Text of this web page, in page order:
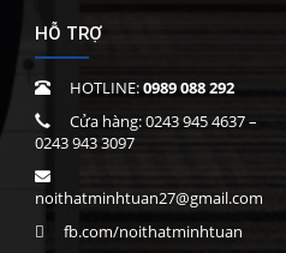
HỖ TRỢ
HOTLINE:0989 088 292
Cửa hàng:0243 945 4637–
0243 943 3097
noithatminhtuan27@gmail.com
fb.com/noithatminhtuan